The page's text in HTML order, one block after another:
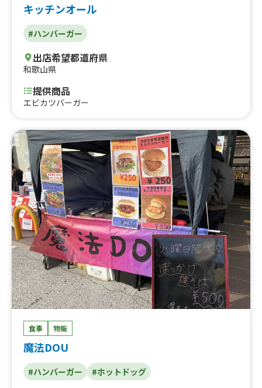
キッチンオール
#ハンバーガー
出店希望都道府県
和歌山県
提供商品
エビカツバーガー
食事 物販
魔法DOU
#ハンバーガー #ホットドッグ